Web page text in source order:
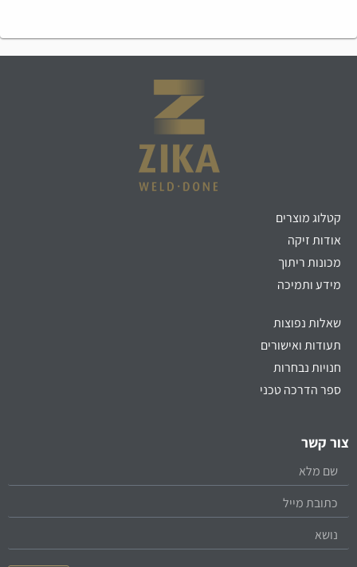
קטלוג מוצרים
אודות זיקה
מכונות ריתוך
מידע ותמיכה
שאלות נפוצות
תעודות ואישורים
חנויות נבחרות
ספר הדרכה טכני
צור קשר